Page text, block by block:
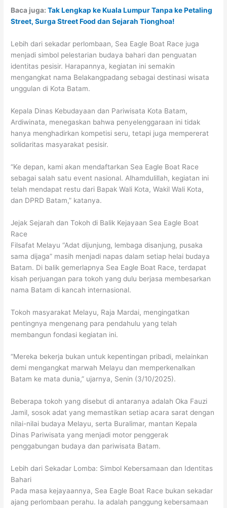
Baca juga:Tak Lengkap ke Kuala Lumpur Tanpa ke Petaling
Street, Surga Street Food dan Sejarah Tionghoa!
Lebih dari sekadar perlombaan, Sea Eagle Boat Race juga
menjadi simbol pelestarian budaya bahari dan penguatan
identitas pesisir. Harapannya, kegiatan ini semakin
mengangkat nama Belakangpadang sebagai destinasi wisata
unggulan di Kota Batam.
Kepala Dinas Kebudayaan dan Pariwisata Kota Batam,
Ardiwinata, menegaskan bahwa penyelenggaraan ini tidak
hanya menghadirkan kompetisi seru, tetapi juga mempererat
solidaritas masyarakat pesisir.
“Ke depan, kami akan mendaftarkan Sea Eagle Boat Race
sebagai salah satu event nasional. Alhamdulillah, kegiatan ini
telah mendapat restu dari Bapak Wali Kota, Wakil Wali Kota,
dan DPRD Batam,” katanya.
Jejak Sejarah dan Tokoh di Balik Kejayaan Sea Eagle Boat
Race
Filsafat Melayu “Adat dijunjung, lembaga disanjung, pusaka
sama dijaga” masih menjadi napas dalam setiap helai budaya
Batam. Di balik gemerlapnya Sea Eagle Boat Race, terdapat
kisah perjuangan para tokoh yang dulu berjasa membesarkan
nama Batam di kancah internasional.
Tokoh masyarakat Melayu, Raja Mardai, mengingatkan
pentingnya mengenang para pendahulu yang telah
membangun fondasi kegiatan ini.
“Mereka bekerja bukan untuk kepentingan pribadi, melainkan
demi mengangkat marwah Melayu dan memperkenalkan
Batam ke mata dunia,” ujarnya, Senin (3/10/2025).
Beberapa tokoh yang disebut di antaranya adalah Oka Fauzi
Jamil, sosok adat yang memastikan setiap acara sarat dengan
nilai-nilai budaya Melayu, serta Buralimar, mantan Kepala
Dinas Pariwisata yang menjadi motor penggerak
penggabungan budaya dan pariwisata Batam.
Lebih dari Sekadar Lomba: Simbol Kebersamaan dan Identitas
Bahari
Pada masa kejayaannya, Sea Eagle Boat Race bukan sekadar
ajang perlombaan perahu. Ia adalah panggung kebersamaan